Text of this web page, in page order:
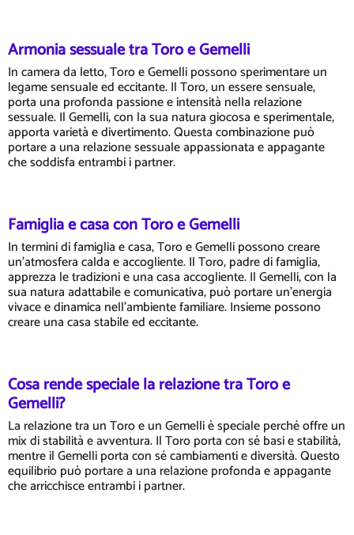
Armonia sessuale tra Toro e Gemelli
In camera da letto, Toro e Gemelli possono sperimentare un
legame sensuale ed eccitante. Il Toro, un essere sensuale,
porta una profonda passione e intensità nella relazione
sessuale. Il Gemelli, con la sua natura giocosa e sperimentale,
apporta varietà e divertimento. Questa combinazione può
portare a una relazione sessuale appassionata e appagante
che soddisfa entrambi i partner.
Famiglia e casa con Toro e Gemelli
In termini di famiglia e casa, Toro e Gemelli possono creare
un'atmosfera calda e accogliente. Il Toro, padre di famiglia,
apprezza le tradizioni e una casa accogliente. Il Gemelli, con la
sua natura adattabile e comunicativa, può portare un'energia
vivace e dinamica nell'ambiente familiare. Insieme possono
creare una casa stabile ed eccitante.
Cosa rende speciale la relazione tra Toro e
Gemelli?
La relazione tra un Toro e un Gemelli è speciale perché offre un
mix di stabilità e avventura. Il Toro porta con sé basi e stabilità,
mentre il Gemelli porta con sé cambiamenti e diversità. Questo
equilibrio può portare a una relazione profonda e appagante
che arricchisce entrambi i partner.